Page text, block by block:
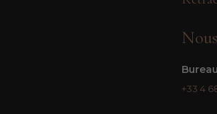
Bureau
+33 4